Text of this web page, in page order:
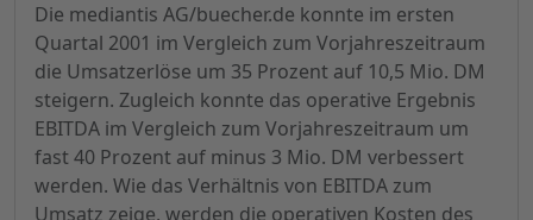
Die mediantis AG/buecher.de konnte im ersten
Quartal 2001 im Vergleich zum Vorjahreszeitraum
die Umsatzerlöse um 35 Prozent auf 10,5 Mio. DM
steigern. Zugleich konnte das operative Ergebnis
EBITDA im Vergleich zum Vorjahreszeitraum um
fast 40 Prozent auf minus 3 Mio. DM verbessert
werden. Wie das Verhältnis von EBITDA zum
Umsatz zeige, werden die operativen Kosten des